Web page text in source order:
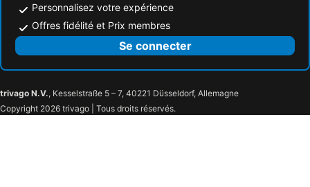
Personnalisez votre expérience
Offres fidélité et Prix membres
Se connecter
trivago N.V., Kesselstraße 5 – 7, 40221 Düsseldorf, Allemagne
Copyright 2026 trivago | Tous droits réservés.